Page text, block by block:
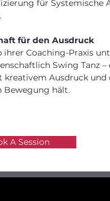
für Systemische
für den Ausdruck
ihrer Coaching-Praxis
Swing Tanz –
kreativem Ausdruck und
Bewegung hält.
A Session